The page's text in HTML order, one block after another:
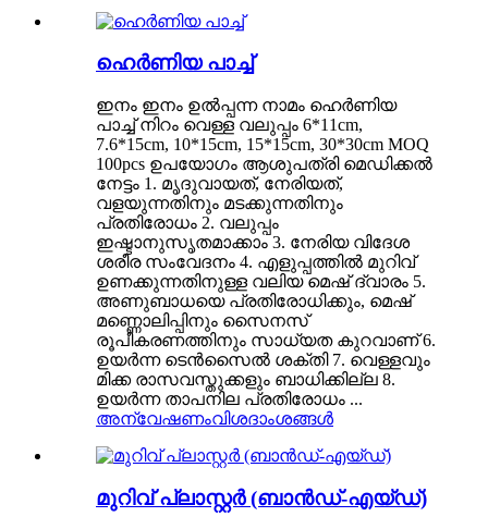
ഹെർണിയ പാച്ച്
ഇനം ഇനം ഉൽപ്പന്ന നാമം ഹെർണിയ
പാച്ച് നിറം വെള്ള വലുപ്പം 6*11cm,
7.6*15cm, 10*15cm, 15*15cm, 30*30cm MOQ
100pcs ഉപയോഗം ആശുപത്രി മെഡിക്കൽ
നേട്ടം 1. മൃദുവായത്, നേരിയത്,
വളയുന്നതിനും മടക്കുന്നതിനും
പ്രതിരോധം 2. വലുപ്പം
ഇഷ്ടാനുസൃതമാക്കാം 3. നേരിയ വിദേശ
ശരീര സംവേദനം 4. എളുപ്പത്തിൽ മുറിവ്
ഉണക്കുന്നതിനുള്ള വലിയ മെഷ് ദ്വാരം 5.
അണുബാധയെ പ്രതിരോധിക്കും, മെഷ്
മണ്ണൊലിപ്പിനും സൈനസ്
രൂപീകരണത്തിനും സാധ്യത കുറവാണ് 6.
ഉയർന്ന ടെൻസൈൽ ശക്തി 7. വെള്ളവും
മിക്ക രാസവസ്തുക്കളും ബാധിക്കില്ല 8.
ഉയർന്ന താപനില പ്രതിരോധം ...
അന്വേഷണംവിശദാംശങ്ങൾ
മുറിവ് പ്ലാസ്റ്റർ (ബാൻഡ്-എയ്ഡ്)